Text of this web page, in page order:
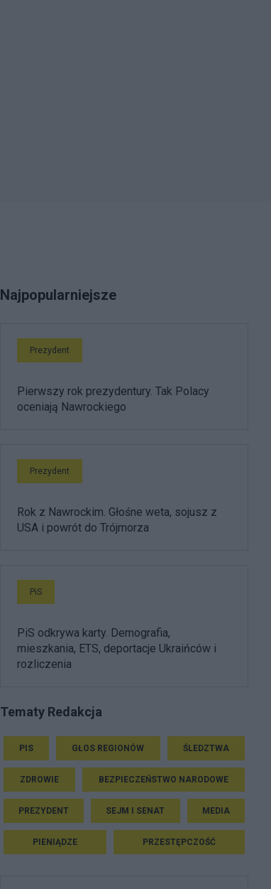
Najpopularniejsze
Prezydent
Pierwszy rok prezydentury. Tak Polacy
oceniają Nawrockiego
Prezydent
Rok z Nawrockim. Głośne weta, sojusz z
USA i powrót do Trójmorza
PiS
PiS odkrywa karty. Demografia,
mieszkania, ETS, deportacje Ukraińców i
rozliczenia
Tematy Redakcja
PIS GŁOS REGIONÓW ŚLEDZTWA
ZDROWIE BEZPIECZEŃSTWO NARODOWE
PREZYDENT SEJM I SENAT MEDIA
PIENIĄDZE PRZESTĘPCZOŚĆ